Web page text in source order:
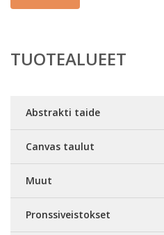
TUOTEALUEET
Abstrakti taide
Canvas taulut
Muut
Pronssiveistokset